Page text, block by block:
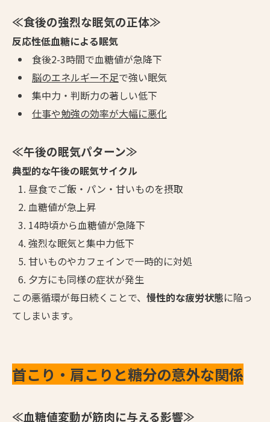
≪食後の強烈な眠気の正体≫
反応性低血糖による眠気
食後2-3時間で血糖値が急降下
脳のエネルギー不足で強い眠気
集中力・判断力の著しい低下
仕事や勉強の効率が大幅に悪化
≪午後の眠気パターン≫
典型的な午後の眠気サイクル
昼食でご飯・パン・甘いものを摂取
血糖値が急上昇
14時頃から血糖値が急降下
強烈な眠気と集中力低下
甘いものやカフェインで一時的に対処
夕方にも同様の症状が発生
この悪循環が毎日続くことで、 慢性的な疲労状態に陥っ
てしまいます。
首こり・肩こりと糖分の意外な関係
≪血糖値変動が筋肉に与える影響≫